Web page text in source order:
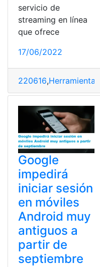
servicio de
streaming en línea
que ofrece
17/06/2022
220616,
Google
impedirá
iniciar sesión
en móviles
Android muy
antiguos a
partir de
septiembre